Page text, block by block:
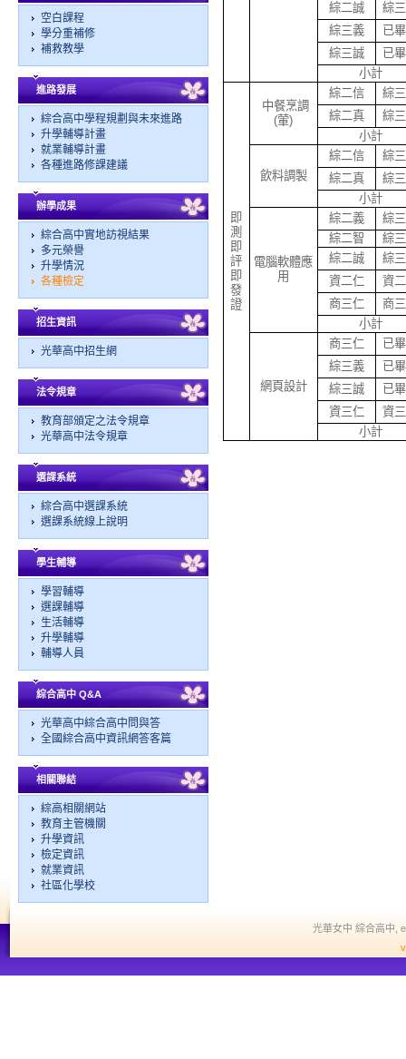
空白課程
學分重補修
補救教學
進路發展
綜合高中學程規劃與未來進路
升學輔導計畫
就業輔導計畫
各種進路修課建議
辦學成果
綜合高中實地訪視結果
多元榮譽
升學情況
各種檢定
招生資訊
光華高中招生網
法令規章
教育部頒定之法令規章
光華高中法令規章
選課系統
綜合高中選課系統
選課系統線上說明
學生輔導
學習輔導
選課輔導
生活輔導
升學輔導
輔導人員
綜合高中 Q&A
光華高中綜合高中問與答
全國綜合高中資訊網答客篇
相關聯結
綜高相關網站
教育主管機關
升學資訊
檢定資訊
就業資訊
社區化學校
綜二誠
綜
綜三義
已
綜三誠
已
小計
即
測
即
評
即
發
證
中餐烹調
(葷)
綜二信
綜
綜二真
綜
小計
飲料調製
綜二信
綜
綜二真
綜
小計
電腦軟體應
用
綜二義
綜
綜二智
綜
綜二誠
綜
資二仁
資
商三仁
商
小計
網頁設計
商三仁
已
綜三義
已
綜三誠
已
資三仁
資
小計
光華女中 綜合高中,